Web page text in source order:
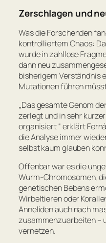
Zerschlagen und
Was die Forschenden
kontrolliertem Chaos:
wurde in zahllose
dann neu
bisherigem Verständnis
Mutationen führen
„Das gesamte Genom
zerlegt und in sehr
organisiert“ erklärt
die Analyse immer
selbst kaum glauben
Offenbar war es die
Wurm-Chromosomen,
genetischen Bebens
Wirbeltieren oder
Anneliden auch nach
zusammenzuarbeiten –
vernetzen.